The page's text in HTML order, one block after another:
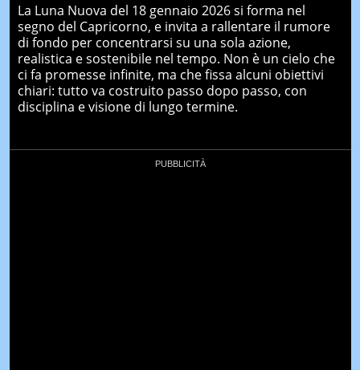
La Luna Nuova del 18 gennaio 2026 si forma nel
segno del Capricorno, e invita a rallentare il rumore
di fondo per concentrarsi su una sola azione,
realistica e sostenibile nel tempo. Non è un cielo che
ci fa promesse infinite, ma che fissa alcuni obiettivi
chiari: tutto va costruito passo dopo passo, con
disciplina e visione di lungo termine.